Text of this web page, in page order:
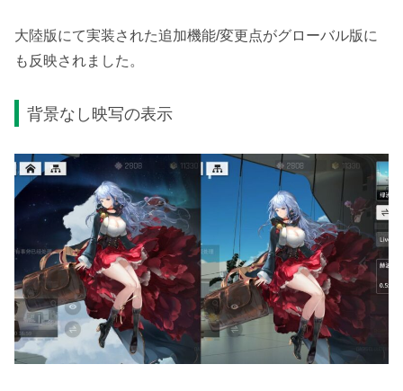
大陸版にて実装された追加機能/変更点がグローバル版に
も反映されました。
背景なし映写の表示